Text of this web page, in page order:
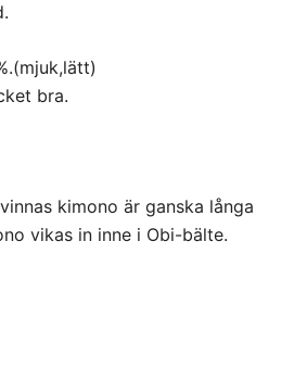
bra.
kimono är ganska långa
vikas in inne i Obi-bälte.